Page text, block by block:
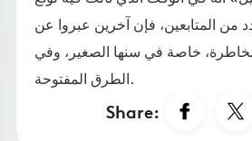
من المتابعين، فإن آخرين عبروا عن
خاصة في سنها الصغير، وفي
الطرق المفتوحة.
Share: